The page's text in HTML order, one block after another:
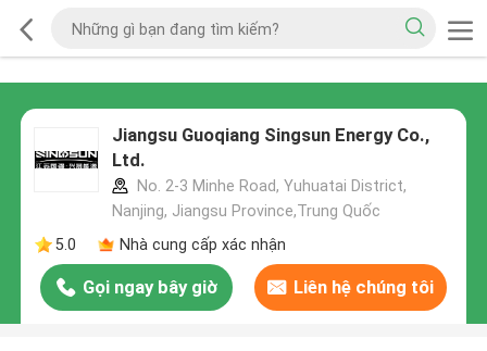
Jiangsu Guoqiang Singsun Energy Co.,
Ltd.
No. 2-3 Minhe Road, Yuhuatai District,
Nanjing, Jiangsu Province,Trung Quốc
5.0
Nhà cung cấp xác nhận
Gọi ngay bây giờ Liên hệ chúng tôi